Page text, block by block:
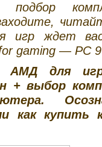
подбор
игр ждет
gaming — PC
АМД для
+ выбор
как купить